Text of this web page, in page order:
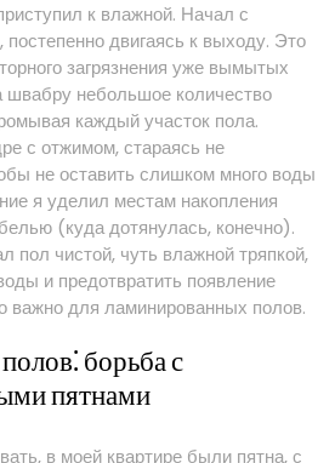
к влажной. Начал с
постепенно двигаясь к выходу. Это
загрязнения уже вымытых
швабру небольшое количество
каждый участок пола.
с отжимом, стараясь не
не оставить слишком много воды
я уделил местам накопления
(куда дотянулась, конечно).
пол чистой, чуть влажной тряпкой,
и предотвратить появление
важно для ламинированных полов.
борьба с
пятнами
в моей квартире были пятна, с